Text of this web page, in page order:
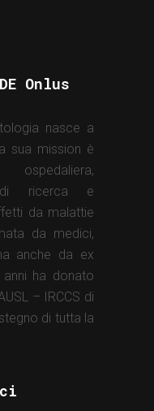
Onlus
nasce a
sua mission è
di ricerca e
da malattie
da medici,
anche da ex
ha donato
– IRCCS di
di tutta la